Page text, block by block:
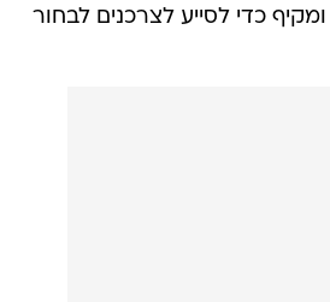
כדי לסייע לצרכנים לבחור